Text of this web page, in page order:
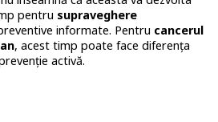
pentru supraveghere
informate. Pentru cancerul
, acest timp poate face diferența
activă.